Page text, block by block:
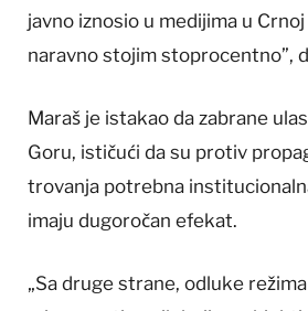
javno iznosio u medijima u
naravno stojim stoprocentno”,
Maraš je istakao da zabrane
Goru, ističući da su protiv
trovanja potrebna
imaju dugoročan efekat.
„Sa druge strane, odluke